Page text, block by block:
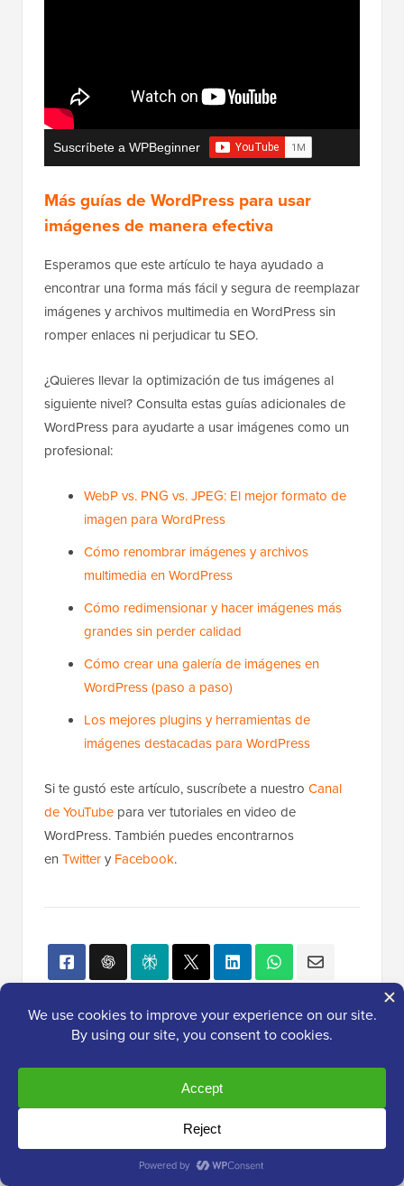
Suscríbete a WPBeginner
Más guías de WordPress para usar
imágenes de manera efectiva
Esperamos que este artículo te haya ayudado a
encontrar una forma más fácil y segura de reemplazar
imágenes y archivos multimedia en WordPress sin
romper enlaces ni perjudicar tu SEO.
¿Quieres llevar la optimización de tus imágenes al
siguiente nivel? Consulta estas guías adicionales de
WordPress para ayudarte a usar imágenes como un
profesional:
WebP vs. PNG vs. JPEG: El mejor formato de
imagen para WordPress
Cómo renombrar imágenes y archivos
multimedia en WordPress
Cómo redimensionar y hacer imágenes más
grandes sin perder calidad
Cómo crear una galería de imágenes en
WordPress (paso a paso)
Los mejores plugins y herramientas de
imágenes destacadas para WordPress
Si te gustó este artículo, suscríbete a nuestro Canal
de YouTube para ver tutoriales en video de
WordPress. También puedes encontrarnos
en Twittery Facebook.
Revelado: Por Qué Construir una
Lista de Correo Electrónico es Tan
Importante Hoy (6 Razones)